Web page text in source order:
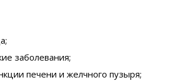
заболевания;
печени и желчного пузыря;